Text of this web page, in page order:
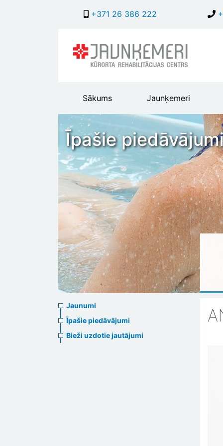
+371 26 386 222
Main
header
menu
Sākums Jaunķemeri
Īpašie
News
menu
Jaunumi
Īpašie piedāvājumi
Bieži uzdotie jautājumi